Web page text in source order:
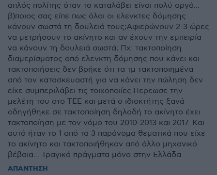
απλός πολίτης όταν το καταλάβει είναι πολύ αργά...
β)ποιος σας είπε πως όλοι οι ελενκτες δόμησης
κάνουν σωστά τη δουλειά τους;Αφιερώνουν 2-3 ώρες
να μετρήσουν το ακίνητο και αν έχουν την εμπειρία
να κάνουν τη δουλειά σωστά; Πχ: τακτοποίηση
διαμερίσματος από ελενκτη δόμησης που κάνει και
τακτοποιήσεις δεν βρήκε ότι τα τμ τακτοποιημένα
από τον κατασκευαστή για να κάνει την πώληση δεν
είχε συμπεριλάβει τις τοιχοποιίες.Περεωσε την
μελέτη του στο ΤΕΕ και μετά ο ιδιοκτήτης ξανά
οδηγήθηκε σε τακτοποίηση δηλαδή το ακίνητο έχει
τακτοποίηση με τον νόμο του 2010-2013 και 2017. Και
αυτό ήταν το 1 από τα 3 παράνομα θεματικά που είχε
το ακίνητο και τακτοποιήθηκαν από άλλο μηχανικό
βέβαια... Τραγικά πράγματα μόνο στην Ελλάδα
ΑΠΑΝΤΗΣΗ